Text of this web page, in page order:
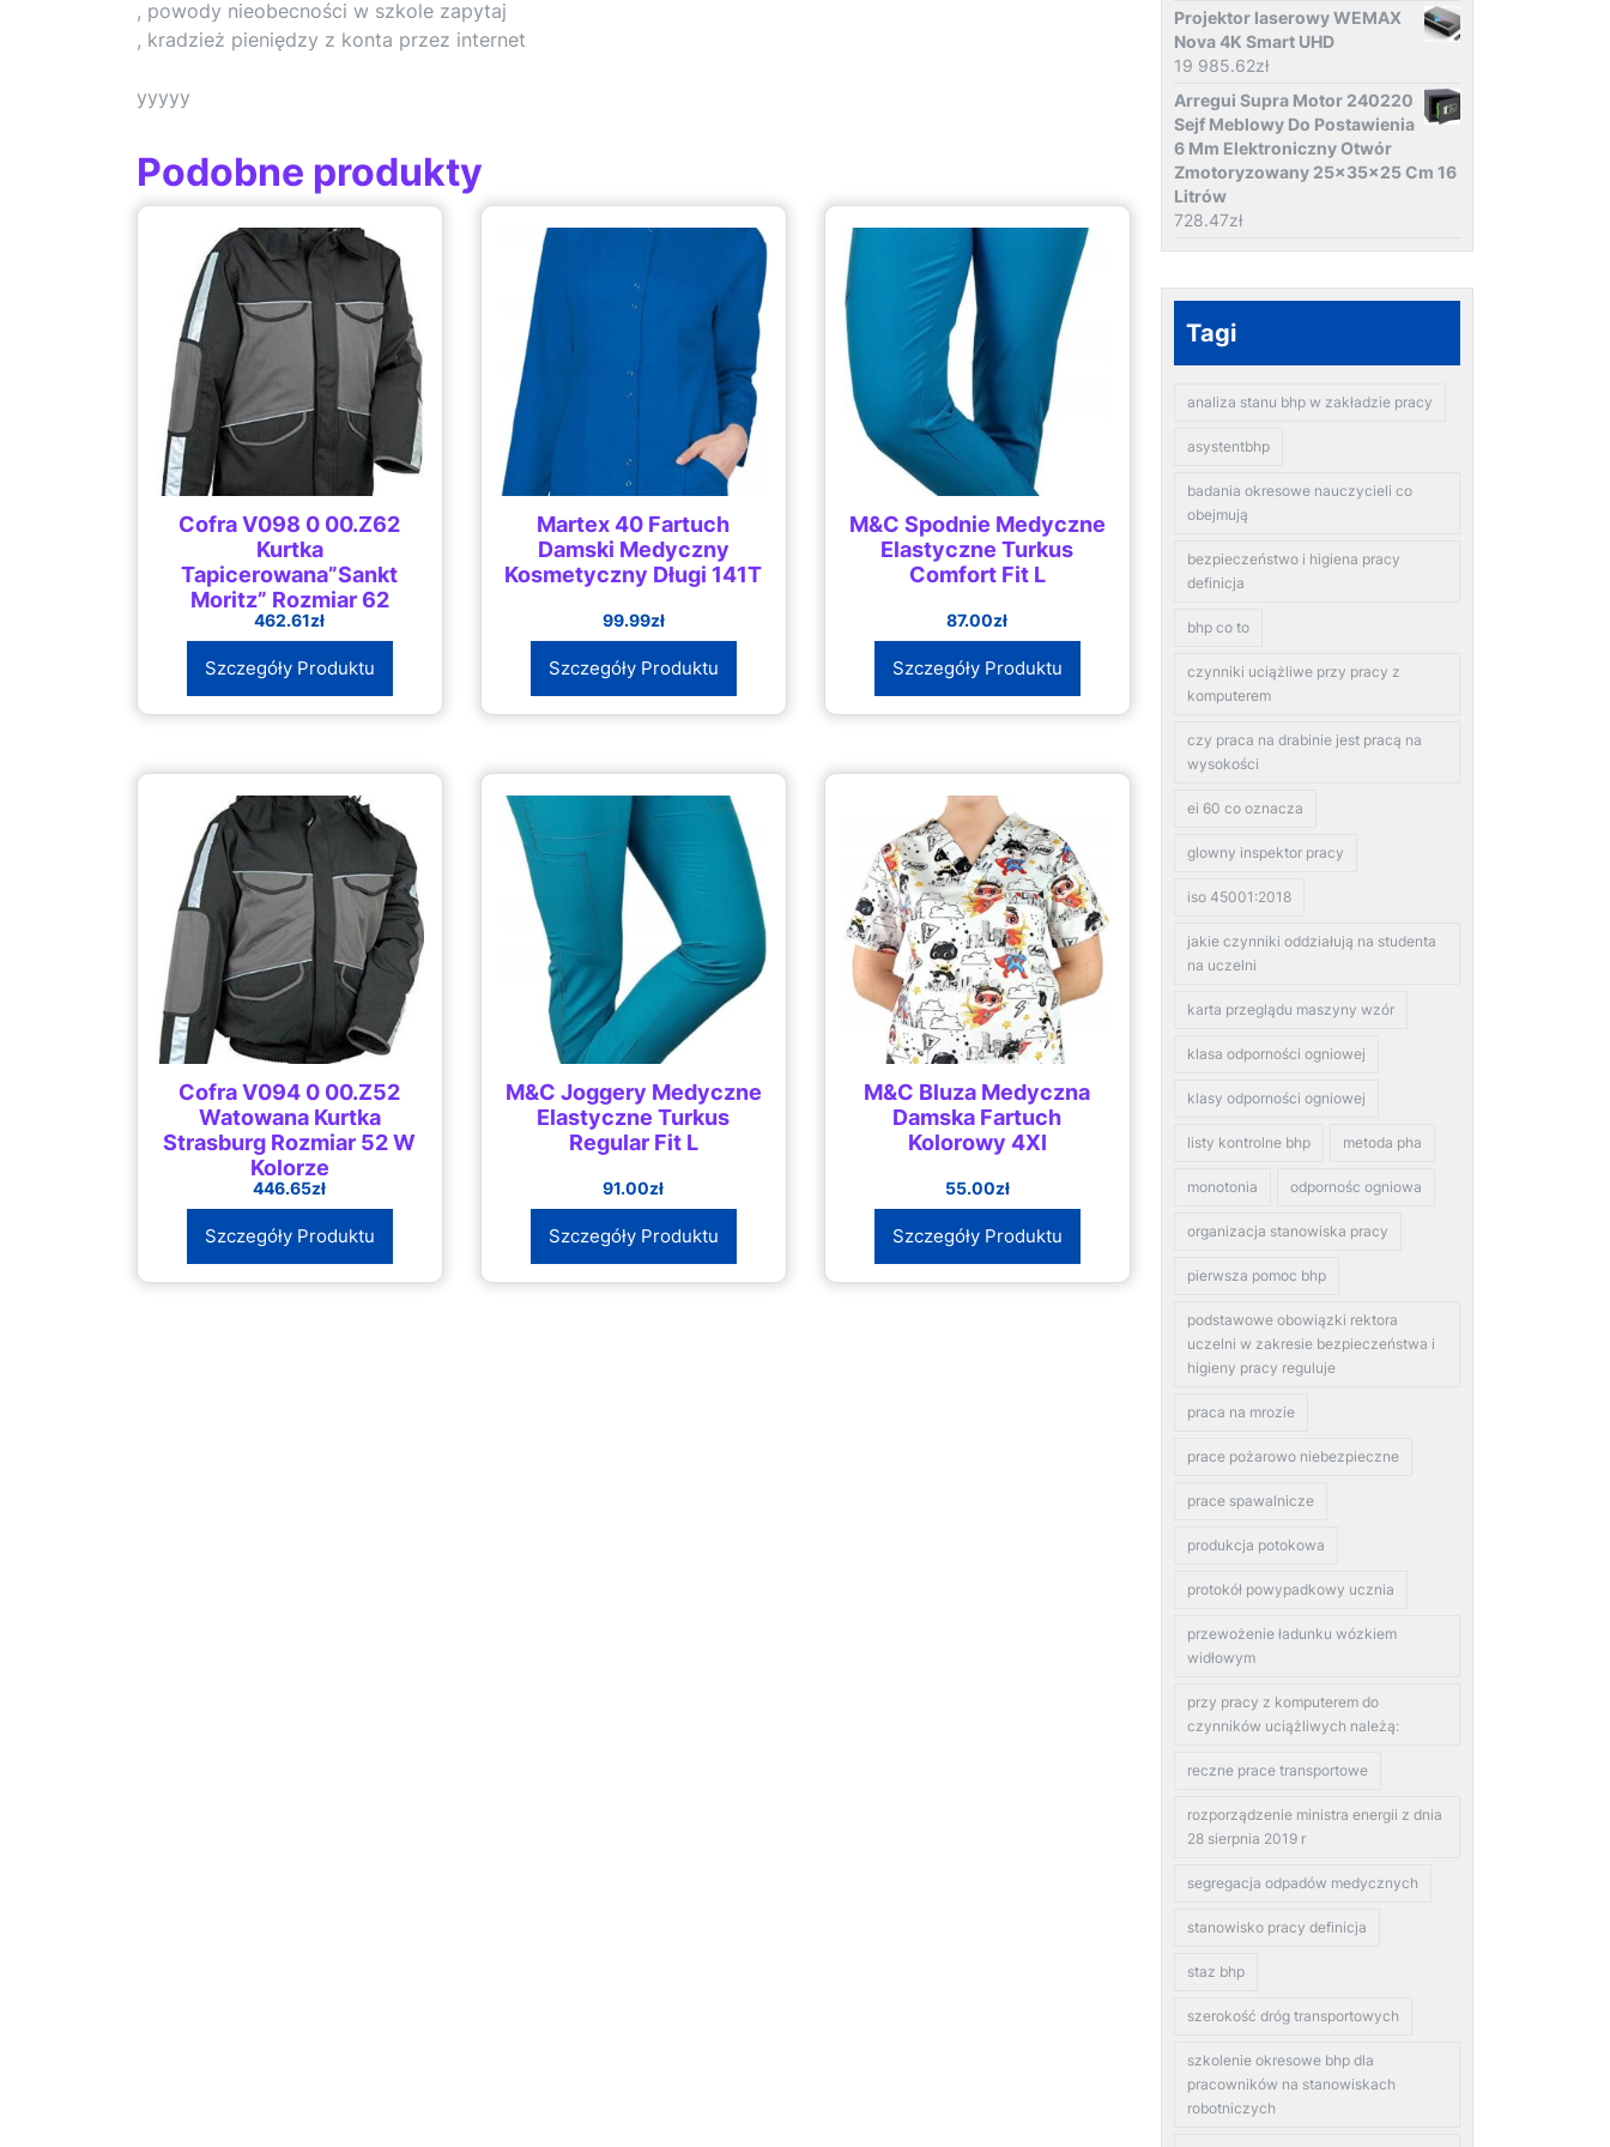
, powody nieobecności w szkole zapytaj
, kradzież pieniędzy z konta przez internet
yyyyy
Podobne produkty
Cofra V098 0 00.Z62
Kurtka
Tapicerowana”Sankt
Moritz” Rozmiar 62
Czarna/Antracyt
462.61zł
Szczegóły Produktu
Martex 40 Fartuch
Damski Medyczny
Kosmetyczny Długi 141T
99.99zł
Szczegóły Produktu
M&C Spodnie Medyczne
Elastyczne Turkus
Comfort Fit L
87.00zł
Szczegóły Produktu
Cofra V094 0 00.Z52
Watowana Kurtka
Strasburg Rozmiar 52 W
Kolorze
Czarnym/Antracytowym
446.65zł
Szczegóły Produktu
M&C Joggery Medyczne
Elastyczne Turkus
Regular Fit L
91.00zł
Szczegóły Produktu
M&C Bluza Medyczna
Damska Fartuch
Kolorowy 4Xl
55.00zł
Szczegóły Produktu
Projektor laserowy WEMAX
Nova 4K Smart UHD
19 985.62zł
Arregui Supra Motor 240220
Sejf Meblowy Do Postawienia
6 Mm Elektroniczny Otwór
Zmotoryzowany 25x35x25 Cm 16
Litrów
728.47zł
Tagi
analiza stanu bhp w zakładzie pracy
asystentbhp
badania okresowe nauczycieli co
obejmują
bezpieczeństwo i higiena pracy
definicja
bhp co to
czynniki uciążliwe przy pracy z
komputerem
czy praca na drabinie jest pracą na
wysokości
ei 60 co oznacza
glowny inspektor pracy
iso 45001:2018
jakie czynniki oddziałują na studenta
na uczelni
karta przeglądu maszyny wzór
klasa odporności ogniowej
klasy odporności ogniowej
listy kontrolne bhp metoda pha
monotonia odpornośc ogniowa
organizacja stanowiska pracy
pierwsza pomoc bhp
podstawowe obowiązki rektora
uczelni w zakresie bezpieczeństwa i
higieny pracy reguluje
praca na mrozie
prace pożarowo niebezpieczne
prace spawalnicze
produkcja potokowa
protokół powypadkowy ucznia
przewożenie ładunku wózkiem
widłowym
przy pracy z komputerem do
czynników uciążliwych należą:
reczne prace transportowe
rozporządzenie ministra energii z dnia
28 sierpnia 2019 r
segregacja odpadów medycznych
stanowisko pracy definicja
staz bhp
szerokość dróg transportowych
szkolenie okresowe bhp dla
pracowników na stanowiskach
robotniczych